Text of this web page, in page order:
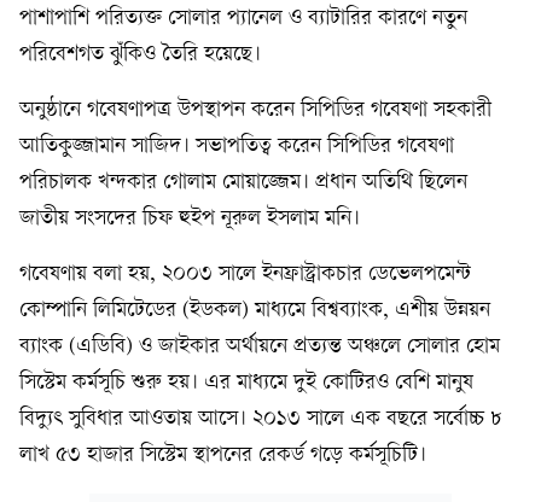
পাশাপাশি পরিত্যক্ত সোলার প্যানেল ও ব্যাটারির কারণে নতুন
পরিবেশগত ঝুঁকিও তৈরি হয়েছে।
অনুষ্ঠানে গবেষণাপত্র উপস্থাপন করেন সিপিডির গবেষণা সহকারী
আতিকুজ্জামান সাজিদ। সভাপতিত্ব করেন সিপিডির গবেষণা
পরিচালক খন্দকার গোলাম মোয়াজ্জেম। প্রধান অতিথি ছিলেন
জাতীয় সংসদের চিফ হুইপ নূরুল ইসলাম মনি।
গবেষণায় বলা হয়, ২০০৩ সালে ইনফ্রাস্ট্রাকচার ডেভেলপমেন্ট
কোম্পানি লিমিটেডের (ইডকল) মাধ্যমে বিশ্বব্যাংক, এশীয় উন্নয়ন
ব্যাংক (এডিবি) ও জাইকার অর্থায়নে প্রত্যন্ত অঞ্চলে সোলার হোম
সিস্টেম কর্মসূচি শুরু হয়। এর মাধ্যমে দুই কোটিরও বেশি মানুষ
বিদ্যুৎ সুবিধার আওতায় আসে। ২০১৩ সালে এক বছরে সর্বোচ্চ ৮
লাখ ৫৩ হাজার সিস্টেম স্থাপনের রেকর্ড গড়ে কর্মসূচিটি।